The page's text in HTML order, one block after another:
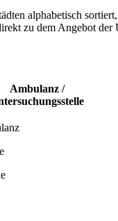
alphabetisch
zu dem Angebot der
Ambulanz /